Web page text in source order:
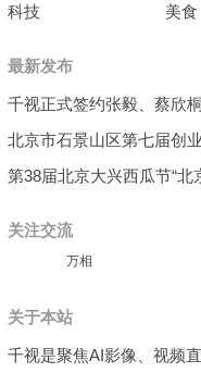
科技
美食
最新发布
千视正式签约张毅、蔡欣
北京市石景山区第七届创
第38届北京大兴西瓜节“
关注交流
万相
关于本站
千视是聚焦AI影像、视频